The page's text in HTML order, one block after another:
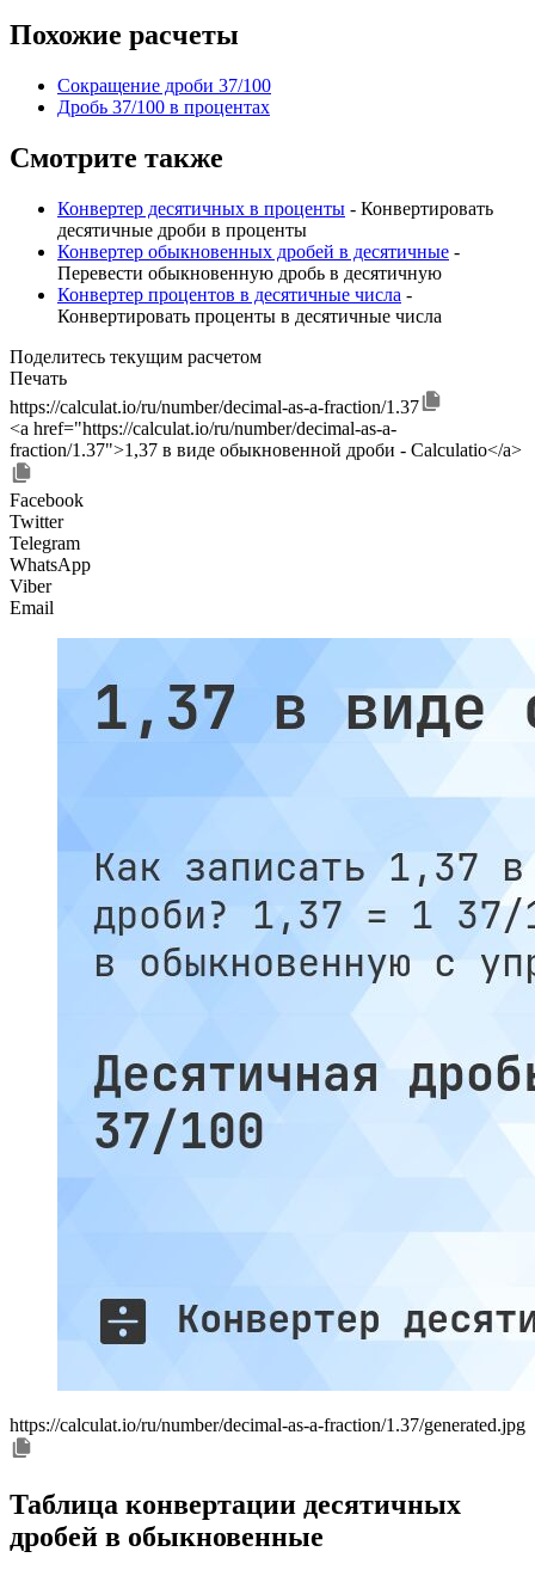
Похожие расчеты
Сокращение дроби 37/100
Дробь 37/100 в процентах
Смотрите также
Конвертер десятичных в проценты - Конвертировать
десятичные дроби в проценты
Конвертер обыкновенных дробей в десятичные -
Перевести обыкновенную дробь в десятичную
Конвертер процентов в десятичные числа -
Конвертировать проценты в десятичные числа
Поделитесь текущим расчетом
Печать
https://calculat.io/ru/number/decimal-as-a-fraction/1.37
<a href="https://calculat.io/ru/number/decimal-as-a-
fraction/1.37">1,37 в виде обыкновенной дроби - Calculatio</a>
Facebook
Twitter
Telegram
WhatsApp
Viber
Email
https://calculat.io/ru/number/decimal-as-a-fraction/1.37/generated.jpg
Таблица конвертации десятичных
дробей в обыкновенные